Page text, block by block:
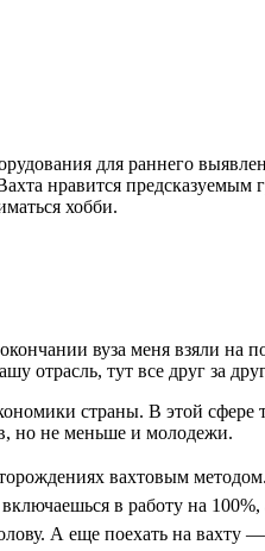
для раннего
нравится предсказуемым
хобби.
вуза меня взяли на
отрасль, тут все друг за
страны. В этой
но не меньше и молодежи.
вахтовым
в работу на
А еще поехать на вахту